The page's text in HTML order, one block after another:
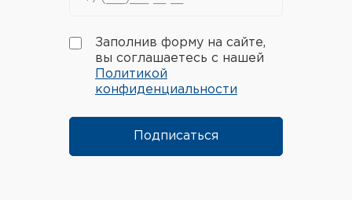
Заполнив форму на сайте,
вы соглашаетесь с нашей
Политикой
конфиденциальности
Подписаться